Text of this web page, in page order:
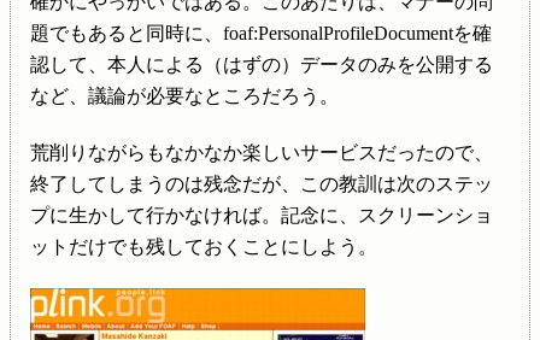
題でもあると同時に、foaf:PersonalProfileDocumentを確
認して、本人による（はずの）データのみを公開する
など、議論が必要なところだろう。
荒削りながらもなかなか楽しいサービスだったので、
終了してしまうのは残念だが、この教訓は次のステッ
プに生かして行かなければ。記念に、スクリーンショ
ットだけでも残しておくことにしよう。